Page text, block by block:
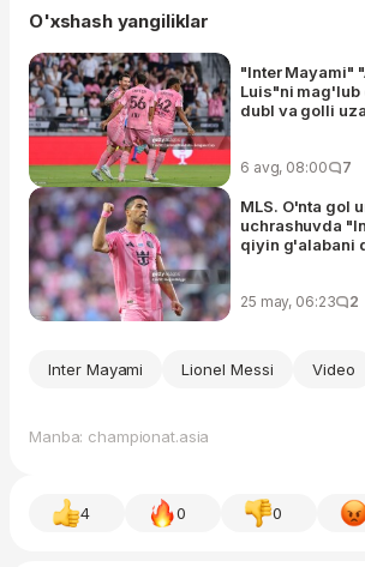
O'xshash yangiliklar
"Inter Mayami"
Luis"ni
dubl va golli
6 avg, 08:00 7
MLS. O'nta gol
uchrashuvda
qiyin g'alabani
25 may, 06:23 2
Inter Mayami Lionel Messi Video
Manba: championat.asia
4 0 0